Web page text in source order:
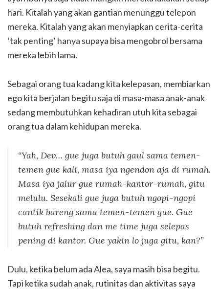
hari. Kitalah yang akan gantian menunggu telepon
mereka. Kitalah yang akan menyiapkan cerita-cerita
‘tak penting’ hanya supaya bisa mengobrol bersama
mereka lebih lama.
Sebagai orang tua kadang kita kelepasan, membiarkan
ego kita berjalan begitu saja di masa-masa anak-anak
sedang membutuhkan kehadiran utuh kita sebagai
orang tua dalam kehidupan mereka.
“Yah, Dev… gue juga butuh gaul sama temen-
temen gue kali, masa iya ngendon aja di rumah.
Masa iya jalur gue rumah-kantor-rumah, gitu
melulu. Sesekali gue juga butuh ngopi-ngopi
cantik bareng sama temen-temen gue. Gue
butuh refreshing dan me time juga selepas
pening di kantor. Gue yakin lo juga gitu, kan?”
Dulu, ketika belum ada Alea, saya masih bisa begitu.
Tapi ketika sudah anak, rutinitas dan aktivitas saya